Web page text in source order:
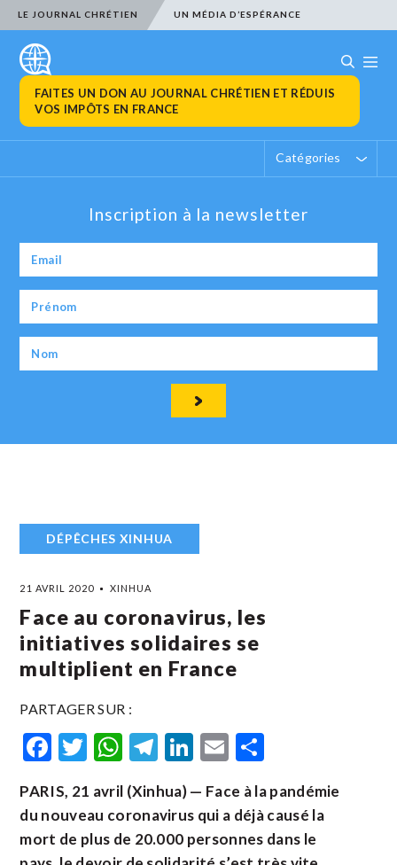
LE JOURNAL CHRÉTIEN UN MÉDIA D’ESPÉRANCE
FAITES UN DON AU JOURNAL CHRÉTIEN ET RÉDUIS
VOS IMPÔTS EN FRANCE
Catégories
Inscription à la newsletter
DÉPÊCHES XINHUA
21 AVRIL 2020 XINHUA
Face au coronavirus, les
initiatives solidaires se
multiplient en France
PARTAGER SUR :
Facebook
Twitter
WhatsApp
Telegram
LinkedIn
Email
PARIS, 21 avril (Xinhua) — Face à la pandémie
du nouveau coronavirus qui a déjà causé la
mort de plus de 20.000 personnes dans le